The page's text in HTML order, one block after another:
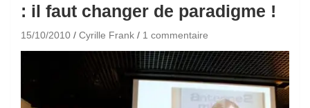
: il faut changer de paradigme !
15/10/2010 Cyrille Frank 1 commentaire